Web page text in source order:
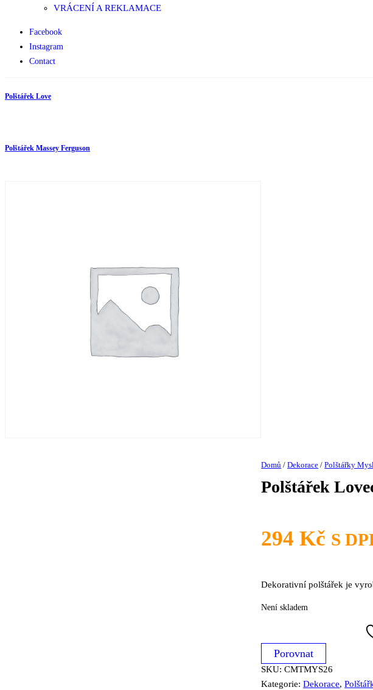
VRÁCENÍ A REKLAMACE
Facebook
Instagram
Contact
Polštářek Love
Polštářek Massey Ferguson
Domů /Dekorace /Polštářky
Polštářek
294Kč S
Dekorativní polštářek je
Není skladem
Porovnat
SKU:CMTMYS26
Kategorie:Dekorace,